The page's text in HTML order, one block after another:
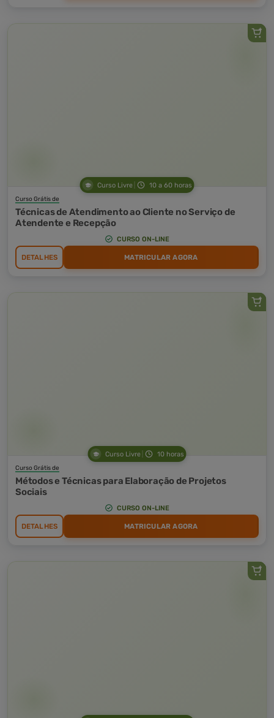
Curso Livre 10 a 60 horas
Curso Grátis de
Técnicas de Atendimento ao Cliente no Serviço de
Atendente e Recepção
CURSO ON-LINE
DETALHES MATRICULAR AGORA
Curso Livre 10 horas
Curso Grátis de
Métodos e Técnicas para Elaboração de Projetos
Sociais
CURSO ON-LINE
DETALHES MATRICULAR AGORA